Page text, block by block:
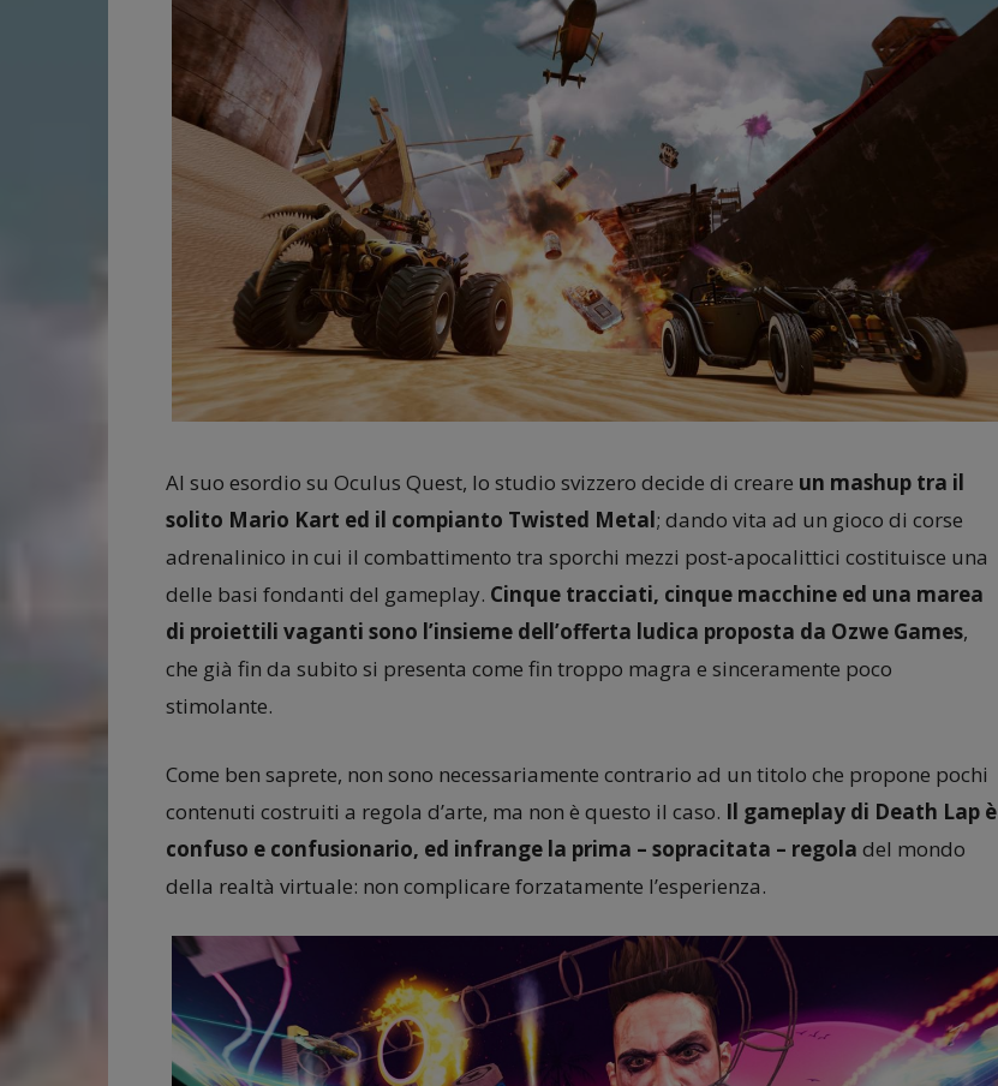
Al suo esordio su Oculus Quest, lo studio svizzero decide di creare un mashup tra il
solito Mario Kart ed il compianto Twisted Metal; dando vita ad un gioco di corse
adrenalinico in cui il combattimento tra sporchi mezzi post-apocalittici costituisce una
delle basi fondanti del gameplay. Cinque tracciati, cinque macchine ed una marea
di proiettili vaganti sono l’insieme dell’offerta ludica proposta da Ozwe Games,
che già fin da subito si presenta come fin troppo magra e sinceramente poco
stimolante.
Come ben saprete, non sono necessariamente contrario ad un titolo che propone pochi
contenuti costruiti a regola d’arte, ma non è questo il caso. Il gameplay di Death Lap è
confuso e confusionario, ed infrange la prima – sopracitata – regola del mondo
della realtà virtuale: non complicare forzatamente l’esperienza.